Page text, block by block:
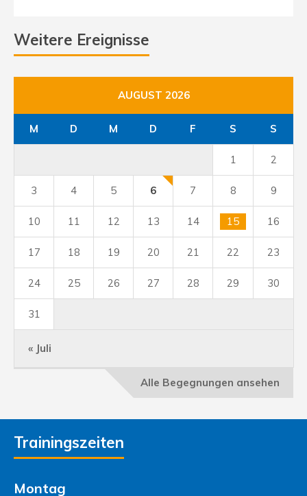
Weitere Ereignisse
AUGUST 2026
M D M D F S S
« Juli
1 2
3 4 5 6 7 8 9
10 11 12 13 14 15 16
17 18 19 20 21 22 23
24 25 26 27 28 29 30
31
Alle Begegnungen ansehen
Trainingszeiten
Montag